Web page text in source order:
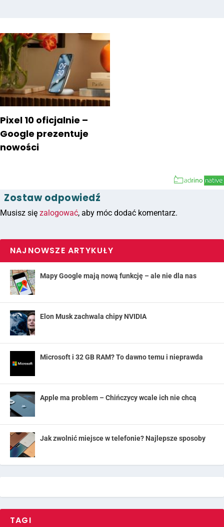
Pixel 10 oficjalnie –
Google prezentuje
nowości
Zostaw odpowiedź
Musisz się zalogować, aby móc dodać komentarz.
NAJNOWSZE ARTYKUŁY
Mapy Google mają nową funkcję – ale nie dla nas
Elon Musk zachwala chipy NVIDIA
Microsoft i 32 GB RAM? To dawno temu i nieprawda
Apple ma problem – Chińczycy wcale ich nie chcą
Jak zwolnić miejsce w telefonie? Najlepsze sposoby
TAGI